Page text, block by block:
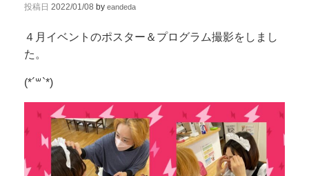
投稿日 2022/01/08 by eandeda
４月イベントのポスター＆プログラム撮影をしまし
た。
(*´꒳`*)